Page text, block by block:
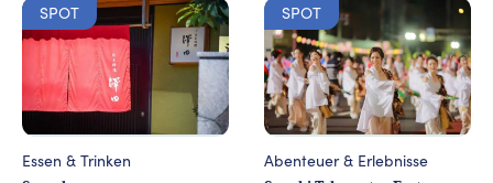
SPOT
Essen & Trinken
SPOT
Abenteuer & Erlebnisse